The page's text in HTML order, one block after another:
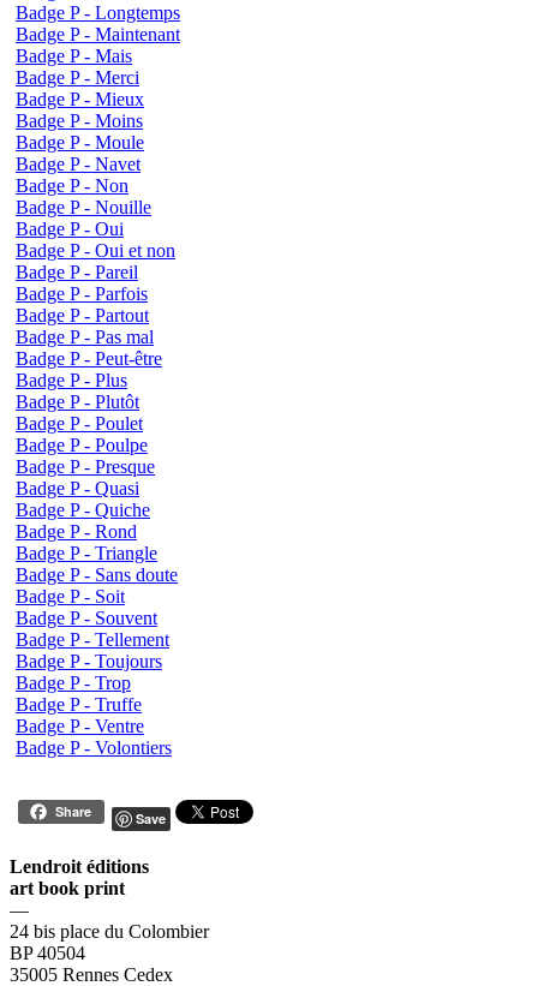
Badge P - Longtemps
Badge P - Maintenant
Badge P - Mais
Badge P - Merci
Badge P - Mieux
Badge P - Moins
Badge P - Moule
Badge P - Navet
Badge P - Non
Badge P - Nouille
Badge P - Oui
Badge P - Oui et non
Badge P - Pareil
Badge P - Parfois
Badge P - Partout
Badge P - Pas mal
Badge P - Peut-être
Badge P - Plus
Badge P - Plutôt
Badge P - Poulet
Badge P - Poulpe
Badge P - Presque
Badge P - Quasi
Badge P - Quiche
Badge P - Rond
Badge P - Triangle
Badge P - Sans doute
Badge P - Soit
Badge P - Souvent
Badge P - Tellement
Badge P - Toujours
Badge P - Trop
Badge P - Truffe
Badge P - Ventre
Badge P - Volontiers
Share Save
Lendroit éditions
art book print
—
24 bis place du Colombier
BP 40504
35005 Rennes Cedex